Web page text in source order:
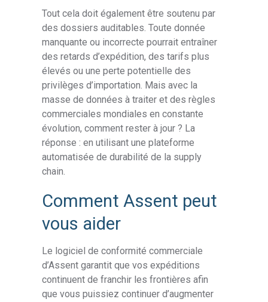
Tout cela doit également être soutenu par
des dossiers auditables. Toute donnée
manquante ou incorrecte pourrait entraîner
des retards d’expédition, des tarifs plus
élevés ou une perte potentielle des
privilèges d’importation. Mais avec la
masse de données à traiter et des règles
commerciales mondiales en constante
évolution, comment rester à jour ? La
réponse : en utilisant une plateforme
automatisée de durabilité de la supply
chain.
Comment Assent peut
vous aider
Le logiciel de conformité commerciale
d’Assent garantit que vos expéditions
continuent de franchir les frontières afin
que vous puissiez continuer d’augmenter